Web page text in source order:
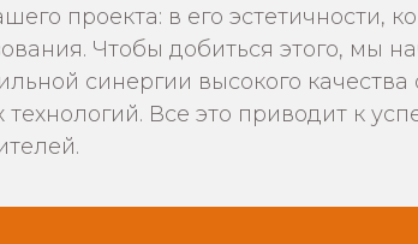
проекта: в его эстетичности,
Чтобы добиться этого, мы
синергии высокого качества
Все это приводит к